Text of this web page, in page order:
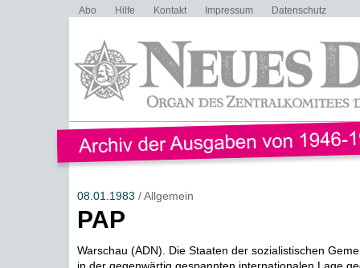
Abo Hilfe Kontakt Impressum Datenschutz
08.01.1983 / Allgemein
PAP
Warschau (ADN). Die Staaten der sozialistischen